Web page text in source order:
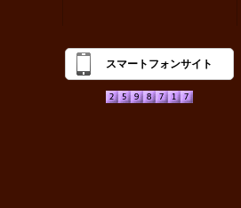
スマートフォンサイト